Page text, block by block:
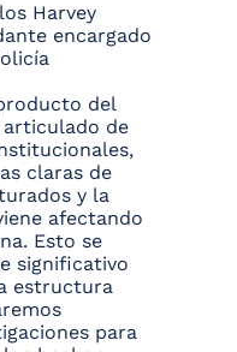
Harvey
encargado
del
articulado de
claras de
y la
afectando
Esto se
significativo
estructura
para